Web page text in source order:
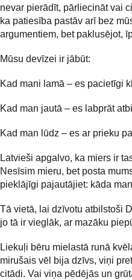
nevar pierādīt, pārliecināt vai
ka patiesība pastāv arī bez
argumentiem, bet paklusējot,
Mūsu devīzei ir jābūt:
Kad mani lamā – es pacietīgi
Kad man jautā – es labprāt
Kad man lūdz – es ar prieku
Latvieši apgalvo, ka miers ir
Nesīsim mieru, bet posta
pieklājīgi pajautājiet: kāda
Tā vietā, lai dzīvotu atbilstoši
jo tā ir vieglāk, ar mazāku
Liekuļi bēru mielastā runā
mirušais vēl bija dzīvs, viņi
citādi. Vai viņa pēdējās un